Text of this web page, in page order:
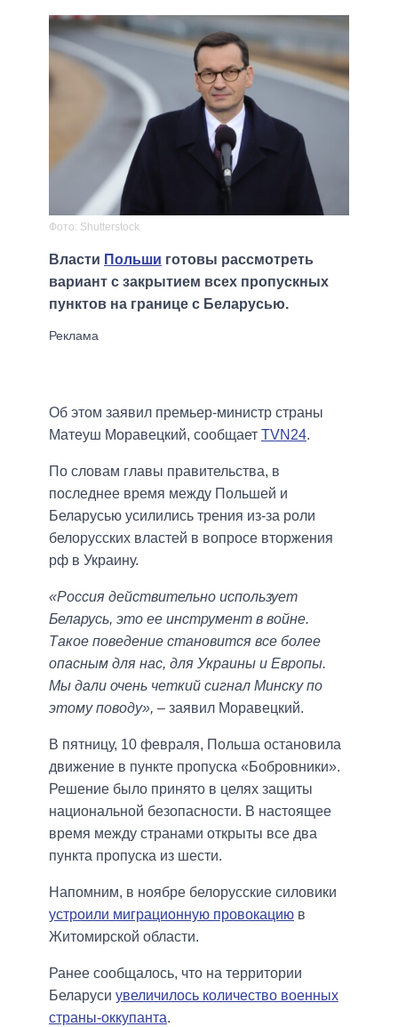
Фото: Shutterstock
Власти Польши готовы рассмотреть
вариант с закрытием всех пропускных
пунктов на границе с Беларусью.
Об этом заявил премьер-министр страны
Матеуш Моравецкий, сообщает TVN24.
По словам главы правительства, в
последнее время между Польшей и
Беларусью усилились трения из-за роли
белорусских властей в вопросе вторжения
рф в Украину.
«Россия действительно использует
Беларусь, это ее инструмент в войне.
Такое поведение становится все более
опасным для нас, для Украины и Европы.
Мы дали очень четкий сигнал Минску по
этому поводу», – заявил Моравецкий.
В пятницу, 10 февраля, Польша остановила
движение в пункте пропуска «Бобровники».
Решение было принято в целях защиты
национальной безопасности. В настоящее
время между странами открыты все два
пункта пропуска из шести.
Напомним, в ноябре белорусские силовики
устроили миграционную провокацию в
Житомирской области.
Ранее сообщалось, что на территории
Беларуси увеличилось количество военных
страны-оккупанта.